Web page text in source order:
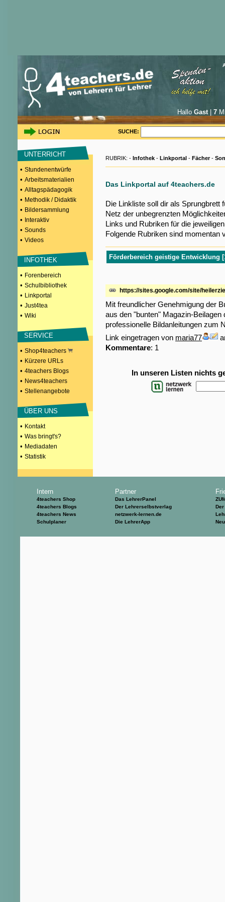
Hallo Gast| 7
SUCHE:
UNTERRICHT
• Stundenentwürfe
• Arbeitsmaterialien
• Alltagspädagogik
• Methodik / Didaktik
• Bildersammlung
• Interaktiv
• Sounds
• Videos
INFOTHEK
• Forenbereich
• Schulbibliothek
• Linkportal
• Just4tea
• Wiki
SERVICE
• Shop4teachers
• Kürzere URLs
• 4teachers Blogs
• News4teachers
• Stellenangebote
ÜBER UNS
• Kontakt
• Was bringt's?
• Mediadaten
• Statistik
RUBRIK: - Infothek - Linkportal - Fächer-
Das Linkportal auf 4teachers.de
Die Linkliste soll dir als Sprungbrett
Netz der unbegrenzten
Links und Rubriken für die
Folgende Rubriken sind momentan
Förderbereich geistige Entwicklung
https://sites.google.com/site/
Mit freundlicher Genehmigung der
aus den "bunten" Magazin-
professionelle Bildanleitungen zum
Link eingetragen von maria77
Kommentare: 1
In unseren Listen nichts
Intern
4teachers Shop
4teachers Blogs
4teachers News
Schulplaner
Partner
Das LehrerPanel
Der Lehrerselbstverlag
netzwerk-lernen.de
Die LehrerApp